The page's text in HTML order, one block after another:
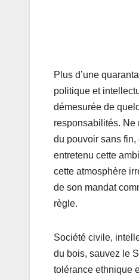
Plus d’une
politique et
démesurée de
responsabilités. Ne
du pouvoir sans fin,
entretenu cette
cette atmosphère
de son mandat
règle.
Société civile,
du bois, sauvez le
tolérance ethnique